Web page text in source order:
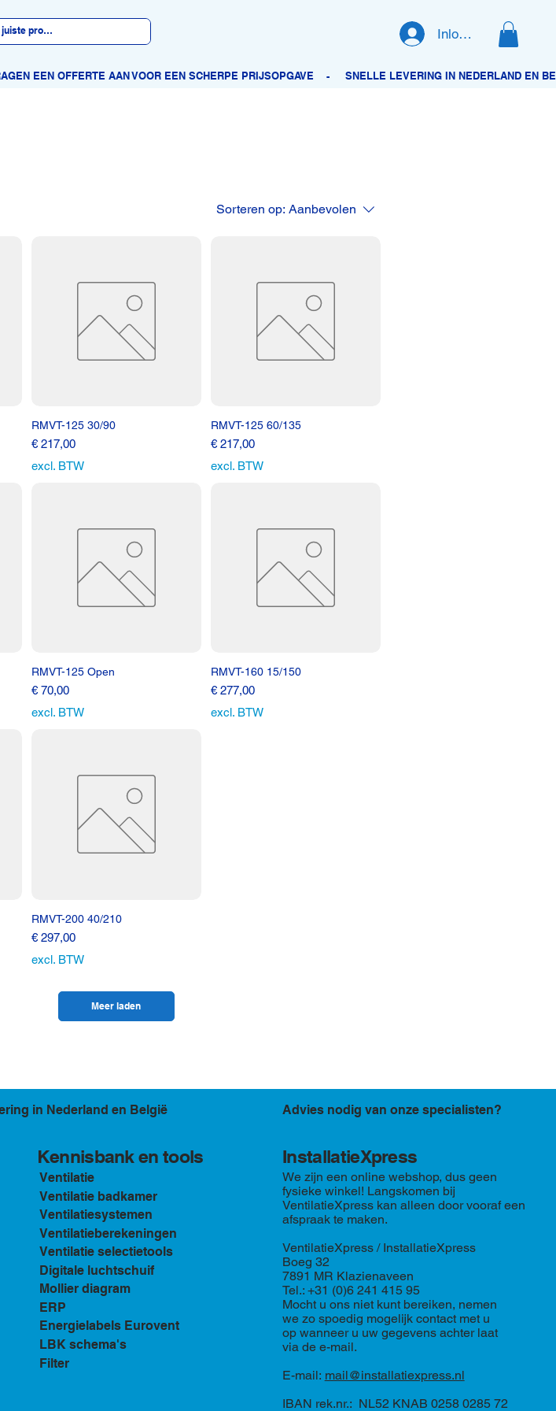
Inloggen
Sorteren op: Aanbevolen
RMVT-125 30/90
Prijs
€ 217,00
excl. BTW
RMVT-125 60/135
Prijs
€ 217,00
excl. BTW
RMVT-125 Open
Prijs
€ 70,00
excl. BTW
RMVT-160 15/150
Prijs
€ 277,00
excl. BTW
RMVT-200 40/210
Prijs
€ 297,00
excl. BTW
Meer laden
in Nederland en België Advies nodig van onze specialisten?
Kennisbank en tools
Ventilatie
Ventilatie badkamer
Ventilatiesystemen
Ventilatieberekeningen
Ventilatie selectietools
Digitale luchtschuif
Mollier diagram
ERP
Energielabels Eurovent
LBK schema's
Filter
We zijn een online webshop, dus geen
fysieke winkel! Langskomen bij
VentilatieXpress kan alleen door vooraf een
afspraak te maken.
VentilatieXpress / InstallatieXpress
Boeg 32
7891 MR Klazienaveen
Tel.: +31 (0)6 241 415 95
Mocht u ons niet kunt bereiken, nemen
we zo spoedig mogelijk contact met u
op wanneer u uw gegevens achter laat
via de e-mail.
E-mail: mail@installatiexpress.nl
IBAN rek.nr.: NL52 KNAB 0258 0285 72
InstallatieXpress